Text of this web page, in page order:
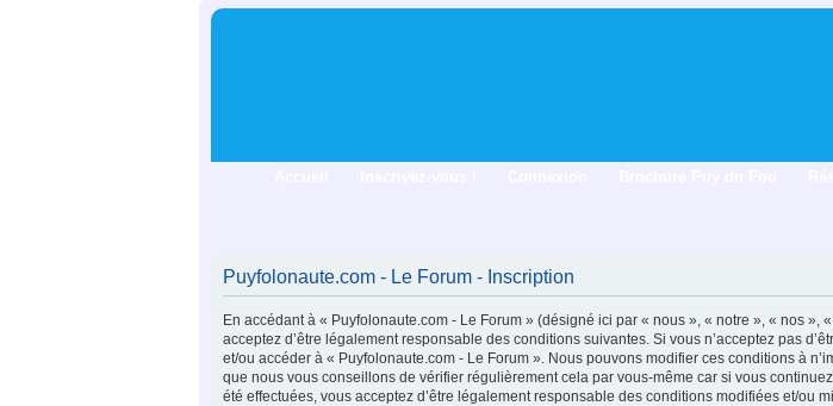
Puyfolonaute.com - Le Forum - Inscription
En accédant à « Puyfolonaute.com - Le Forum » (désigné ici par « nous », « notre », « nos
acceptez d’être légalement responsable des conditions suivantes. Si vous n’acceptez pas
et/ou accéder à « Puyfolonaute.com - Le Forum ». Nous pouvons modifier ces conditions à
que nous vous conseillons de vérifier régulièrement cela par vous-même car si vous
été effectuées, vous acceptez d’être légalement responsable des conditions modifiées et/ou